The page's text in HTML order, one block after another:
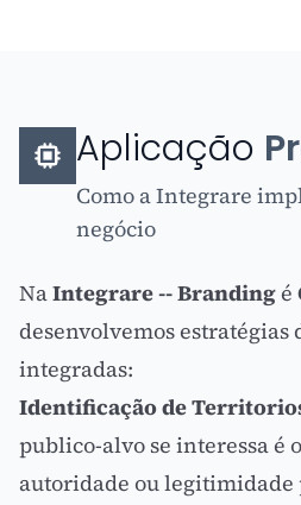
Aplicação
Como a Integrare
negócio
NaIntegrare -- Branding é
desenvolvemos
integradas:
Identificação de
publico-alvo se interessa é
autoridade ou legitimidade